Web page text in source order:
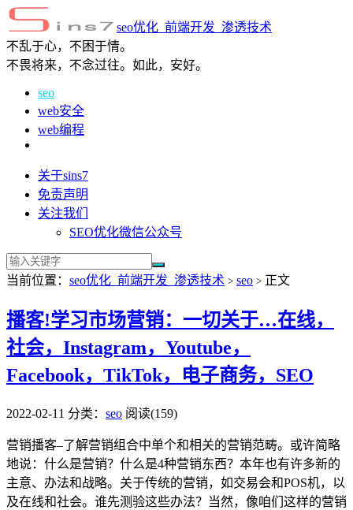
seo优化_前端开发_渗透技术
不乱于心，不困于情。
不畏将来，不念过往。如此，安好。
seo
web安全
web编程
关于sins7
免责声明
关注我们
SEO优化微信公众号
当前位置： seo优化_前端开发_渗透技术 > seo > 正文
播客!学习市场营销：一切关于…在线，
社会，Instagram，Youtube，
Facebook，TikTok，电子商务，SEO
2022-02-11 分类： seo 阅读(159)
营销播客–了解营销组合中单个和相关的营销范畴。或许简略
地说：什么是营销？什么是4种营销东西？本年也有许多新的
主意、办法和战略。关于传统的营销，如交易会和POS机，以
及在线和社会。谁先测验这些办法？当然，像咱们这样的营销